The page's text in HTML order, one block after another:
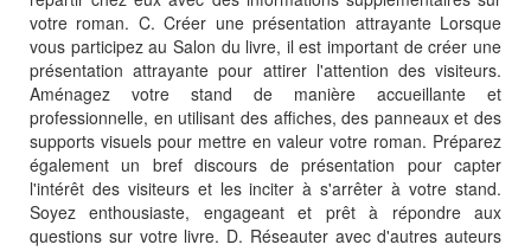
votre roman. C. Créer une présentation attrayante Lorsque
vous participez au Salon du livre, il est important de créer une
présentation attrayante pour attirer l'attention des visiteurs.
Aménagez votre stand de manière accueillante et
professionnelle, en utilisant des affiches, des panneaux et des
supports visuels pour mettre en valeur votre roman. Préparez
également un bref discours de présentation pour capter
l'intérêt des visiteurs et les inciter à s'arrêter à votre stand.
Soyez enthousiaste, engageant et prêt à répondre aux
questions sur votre livre. D. Réseauter avec d'autres auteurs